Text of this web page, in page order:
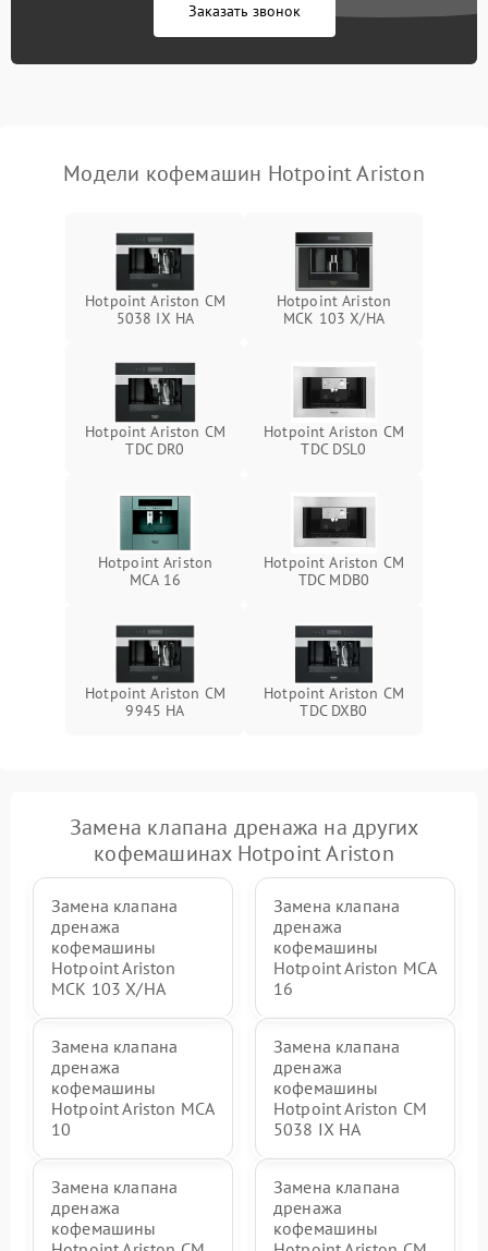
Заказать звонок
Модели кофемашин Hotpoint Ariston
Hotpoint Ariston CM
5038 IX HA
Hotpoint Ariston
MCK 103 X/HA
Hotpoint Ariston CM
TDC DR0
Hotpoint Ariston CM
TDC DSL0
Hotpoint Ariston
MCA 16
Hotpoint Ariston CM
TDC MDB0
Hotpoint Ariston CM
9945 HA
Hotpoint Ariston CM
TDC DXB0
Замена клапана дренажа на других
кофемашинах Hotpoint Ariston
Замена клапана
дренажа
кофемашины
Hotpoint Ariston
MCK 103 X/HA
Замена клапана
дренажа
кофемашины
Hotpoint Ariston MCA
16
Замена клапана
дренажа
кофемашины
Hotpoint Ariston MCA
10
Замена клапана
дренажа
кофемашины
Hotpoint Ariston CM
5038 IX HA
Замена клапана
дренажа
кофемашины
Замена клапана
дренажа
кофемашины